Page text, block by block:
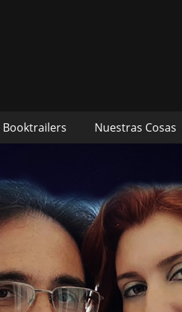
autores
Booktrailers Nuestras Cosas